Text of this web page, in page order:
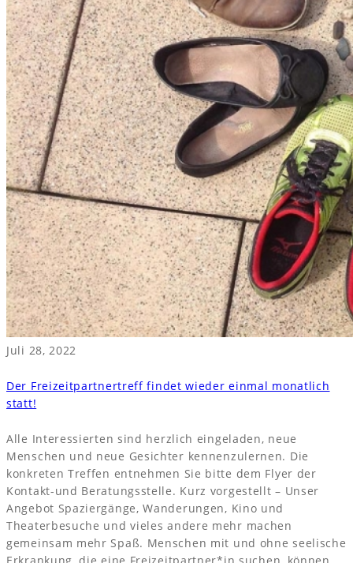
Juli 28, 2022
Der Freizeitpartnertreff findet wieder einmal monatlich
statt!
Alle Interessierten sind herzlich eingeladen, neue
Menschen und neue Gesichter kennenzulernen. Die
konkreten Treffen entnehmen Sie bitte dem Flyer der
Kontakt-und Beratungsstelle. Kurz vorgestellt – Unser
Angebot Spaziergänge, Wanderungen, Kino und
Theaterbesuche und vieles andere mehr machen
gemeinsam mehr Spaß. Menschen mit und ohne seelische